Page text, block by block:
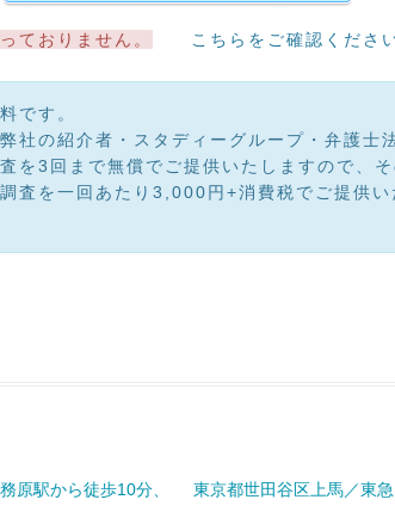
ておりません。 こちらをご確認くださ
です。
社の紹介者・スタディーグループ・弁護士
を3回まで無償でご提供いたしますので、そ
査を一回あたり3,000円+消費税でご提供い
原駅から徒歩10分、
東京都世田谷区上馬／東